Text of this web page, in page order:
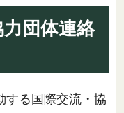
団体連絡
する国際交流・協